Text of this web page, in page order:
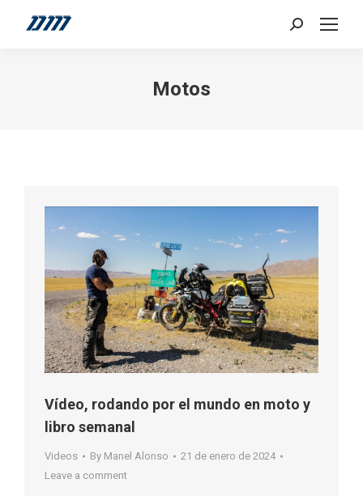
Search:
Motos
Vídeo, rodando por el mundo en moto y
libro semanal
Videos By Manel Alonso
21 de enero de 2024
Leave a comment